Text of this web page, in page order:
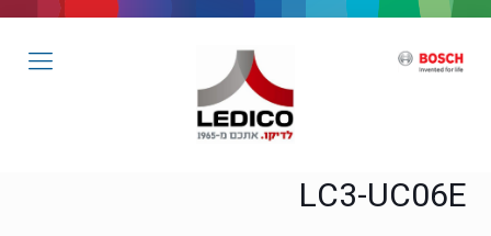
LC3-UC06E